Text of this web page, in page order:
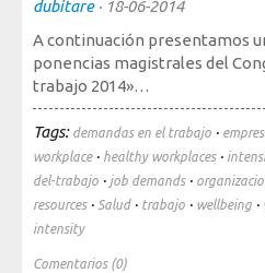
dubitare· 18-06-2014
A continuación presentamos
ponencias magistrales del
trabajo 2014»…
Tags: demandas en el trabajo ·
workplace· healthy workplaces·
del-trabajo · job demands·
resources· Salud· trabajo · wellbeing ·
intensity
Comentarios (0)